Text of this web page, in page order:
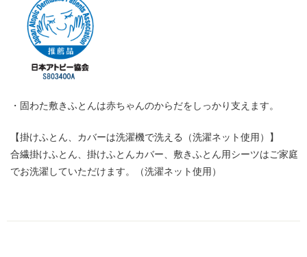
・固わた敷きふとんは赤ちゃんのからだをしっかり支えます。
【掛けふとん、カバーは洗濯機で洗える（洗濯ネット使用）】
合繊掛けふとん、掛けふとんカバー、敷きふとん用シーツはご家庭
でお洗濯していただけます。（洗濯ネット使用）